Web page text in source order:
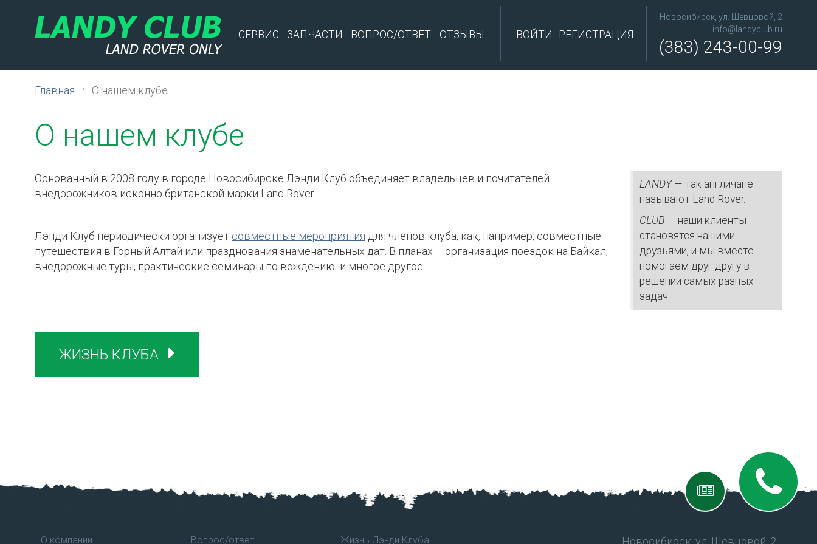
СЕРВИС ЗАПЧАСТИ ВОПРОС/ОТВЕТ ОТЗЫВЫ ВОЙТИ РЕГИСТРАЦИЯ
Новосибирск, ул. Шевцовой, 2
info@landyclub.ru
(383) 243-00-99
Главная О нашем клубе
О нашем клубе
LANDY— так англичане
называют Land Rover.
CLUB — наши клиенты
становятся нашими
друзьями, и мы вместе
помогаем друг другу в
решении самых разных
задач.
Основанный в 2008 году в городе Новосибирске Лэнди Клуб объединяет владельцев и почитателей
внедорожников исконно британской марки Land Rover.
Лэнди Клуб периодически организует совместные мероприятия для членов клуба, как, например, совместные
путешествия в Горный Алтай или празднования знаменательных дат. В планах – организация поездок на Байкал,
внедорожные туры, практические семинары по вождению и многое другое.
ЖИЗНЬ КЛУБА
О компании Вопрос/ответ Жизнь Лэнди Клуба Новосибирск, ул. Шевцовой, 2